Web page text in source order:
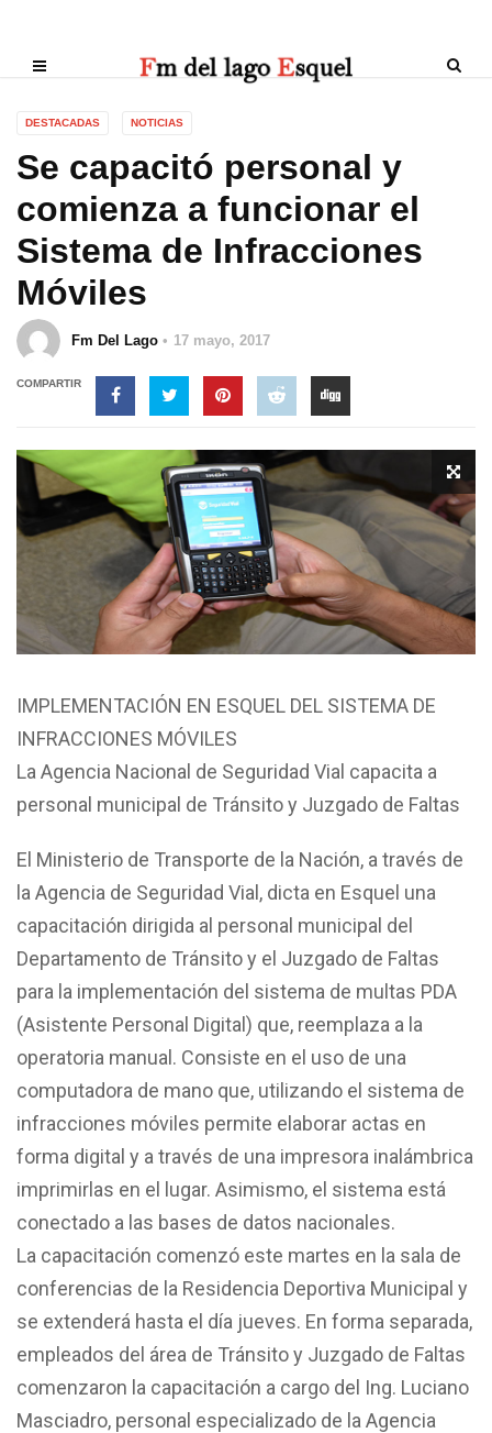
DESTACADAS NOTICIAS
Se capacitó personal y
comienza a funcionar el
Sistema de Infracciones
Móviles
Fm Del Lago 17 mayo, 2017
COMPARTIR
IMPLEMENTACIÓN EN ESQUEL DEL SISTEMA DE
INFRACCIONES MÓVILES
La Agencia Nacional de Seguridad Vial capacita a
personal municipal de Tránsito y Juzgado de Faltas
El Ministerio de Transporte de la Nación, a través de
la Agencia de Seguridad Vial, dicta en Esquel una
capacitación dirigida al personal municipal del
Departamento de Tránsito y el Juzgado de Faltas
para la implementación del sistema de multas PDA
(Asistente Personal Digital) que, reemplaza a la
operatoria manual. Consiste en el uso de una
computadora de mano que, utilizando el sistema de
infracciones móviles permite elaborar actas en
forma digital y a través de una impresora inalámbrica
imprimirlas en el lugar. Asimismo, el sistema está
conectado a las bases de datos nacionales.
La capacitación comenzó este martes en la sala de
conferencias de la Residencia Deportiva Municipal y
se extenderá hasta el día jueves. En forma separada,
empleados del área de Tránsito y Juzgado de Faltas
comenzaron la capacitación a cargo del Ing. Luciano
Masciadro, personal especializado de la Agencia